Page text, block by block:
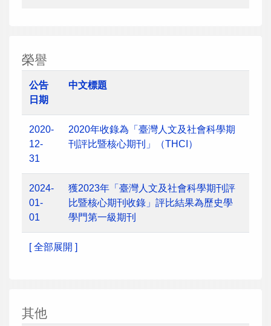
榮譽
公告
日期
中文標題
2020-
12-
31
2020年收錄為「臺灣人文及社會科學期
刊評比暨核心期刊」（THCI）
2024-
01-
01
獲2023年「臺灣人文及社會科學期刊評
比暨核心期刊收錄」評比結果為歷史學
學門第一級期刊
[ 全部展開 ]
其他